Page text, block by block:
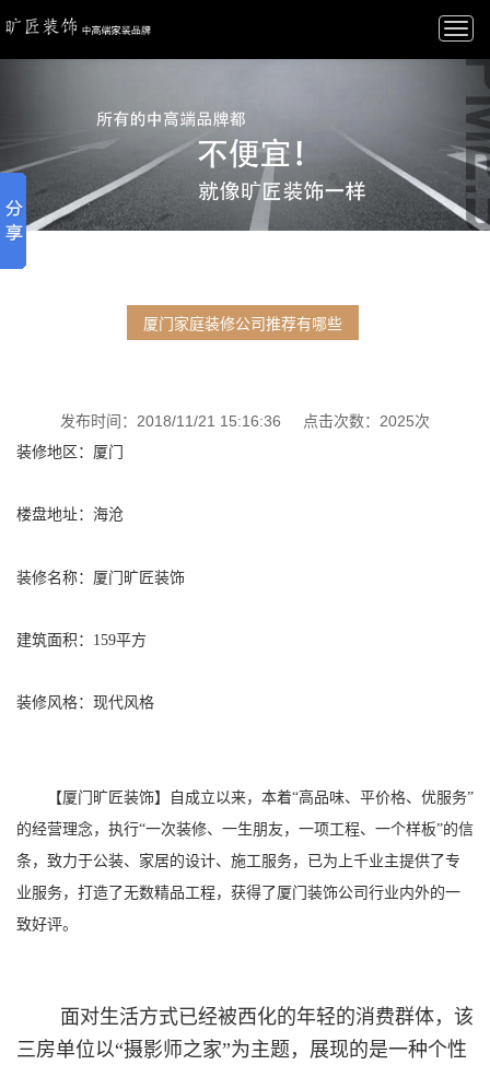
厦门家庭装修公司推荐有哪些
发布时间：2018/11/21 15:16:36 点击次数：2025次
装修地区：厦门
楼盘地址：海沧
装修名称：厦门旷匠装饰
建筑面积：159平方
装修风格：现代风格
【厦门旷匠装饰】自成立以来，本着“高品味、平价格、优服务”
的经营理念，执行“一次装修、一生朋友，一项工程、一个样板”的信
条，致力于公装、家居的设计、施工服务，已为上千业主提供了专
业服务，打造了无数精品工程，获得了厦门装饰公司行业内外的一
致好评。
面对生活方式已经被西化的年轻的消费群体，该
三房单位以“摄影师之家”为主题，展现的是一种个性